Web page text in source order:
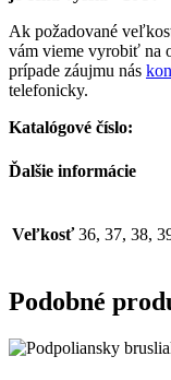
Ak požadované
vám vieme vyrobiť na
prípade záujmu nás
telefonicky.
Katalógové číslo:
Ďalšie informácie
Veľkosť 36, 37, 38,
Podobné